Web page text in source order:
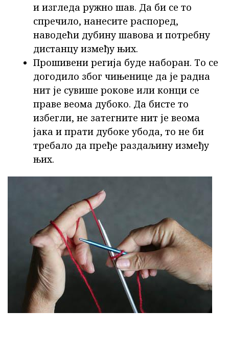
и изгледа ружно шав. Да би се то
спречило, нанесите распоред,
наводећи дубину шавова и потребну
дистанцу између њих.
Прошивени регија буде наборан. То се
догодило због чињенице да је радна
нит је сувише рокове или конци се
праве веома дубоко. Да бисте то
избегли, не затегните нит је веома
јака и прати дубоке убода, то не би
требало да пређе раздаљину између
њих.